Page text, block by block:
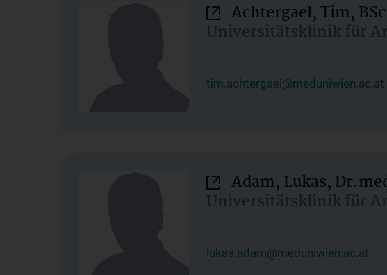
Achtergael, Tim, BSc
Universitätsklinik für
tim.achtergael@meduniwien.ac.at
Adam, Lukas,
Universitätsklinik für
lukas.adam@meduniwien.ac.at